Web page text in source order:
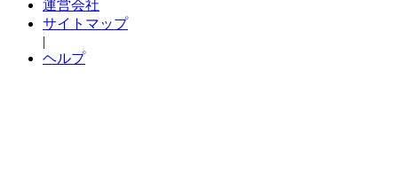
運営会社
サイトマップ
|
ヘルプ